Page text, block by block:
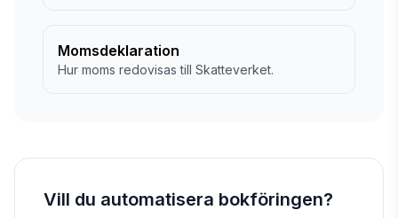
Momsdeklaration
Hur moms redovisas till Skatteverket.
Vill du automatisera bokföringen?